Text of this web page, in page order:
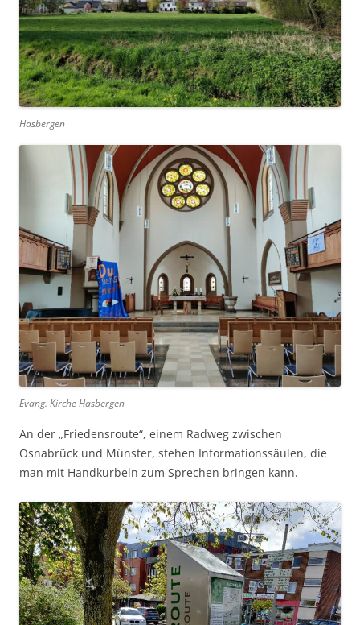
Hasbergen
Evang. Kirche Hasbergen
An der „Friedensroute“, einem Radweg zwischen
Osnabrück und Münster, stehen Informationssäulen, die
man mit Handkurbeln zum Sprechen bringen kann.